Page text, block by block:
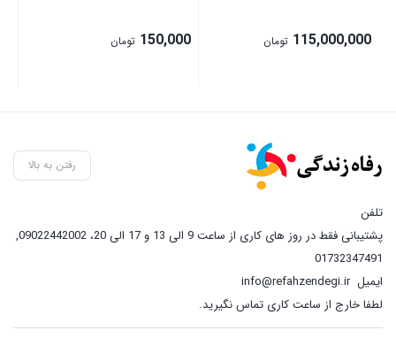
115,000,000 تومان 150,000 تومان
رفتن به بالا
تلفن
پشتیبانی فقط در روز های کاری از ساعت 9 الی 13 و 17 الی 20، 09022442002
,
01732347491
ایمیلinfo@refahzendegi.ir
لطفا خارج از ساعت کاری تماس نگیرید.